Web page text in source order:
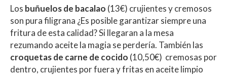
Los buñuelos de bacalao (13€) crujientes y cremosos
son pura filigrana ¿Es posible garantizar siempre una
fritura de esta calidad? Si llegaran a la mesa
rezumando aceite la magia se perdería. También las
croquetas de carne de cocido (10,50€) cremosas por
dentro, crujientes por fuera y fritas en aceite limpio